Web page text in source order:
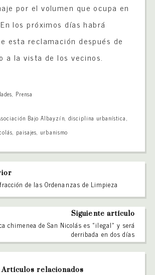
por el volumen que ocupa en
los próximos días habrá
esta reclamación después de
a la vista de los vecinos.
Prensa
Bajo Albayzín disciplina urbanística
paisajes urbanismo
de las Ordenanzas de Limpieza
Siguiente artículo
chimenea de San Nicolás es «ilegal» y será
derribada en dos días
Artículos relacionados